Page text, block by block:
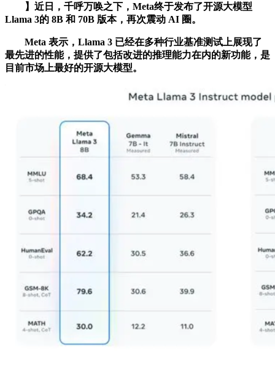
】近日，千呼万唤之下，Meta终于发布了开源大模型
Llama 3的 8B 和 70B 版本，再次震动 AI 圈。
Meta 表示，Llama 3 已经在多种行业基准测试上展现了
最先进的性能，提供了包括改进的推理能力在内的新功能，是
目前市场上最好的开源大模型。